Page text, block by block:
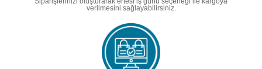
verilmesini sağlayabilirsiniz.